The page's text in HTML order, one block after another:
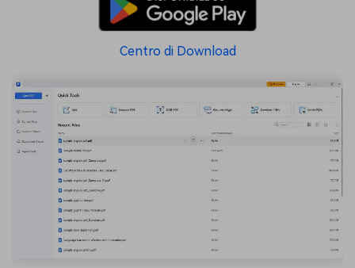
Centro di Download